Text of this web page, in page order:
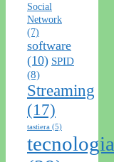
Social
Network
(7)
software
(10) SPID
(8)
Streaming
(17)
tastiera (5)
tecnologia